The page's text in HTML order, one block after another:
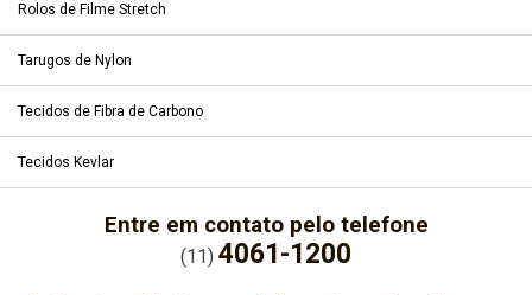
Rolos de Filme Stretch
Tarugos de Nylon
Tecidos de Fibra de Carbono
Tecidos Kevlar
Entre em contato pelo telefone
(11) 4061-1200